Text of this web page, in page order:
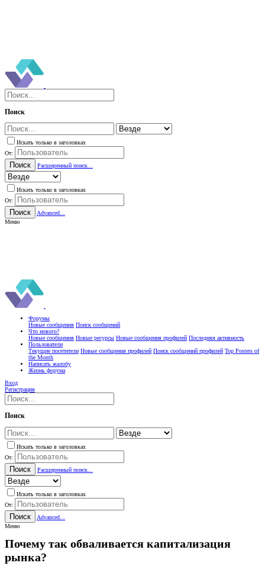
Поиск
Искать только в заголовках
От:
Поиск Расширенный поиск...
Искать только в заголовках
От:
Поиск
Advanced...
Меню
Форумы
Новые сообщения Поиск сообщений
Что нового?
Новые сообщения Новые ресурсы Новые сообщения профилей Последняя активность
Пользователи
Текущие посетители Новые сообщения профилей Поиск сообщений профилей Top Posters of
the Month
Написать жалобу
Жизнь форума
Вход
Регистрация
Поиск
Искать только в заголовках
От:
Поиск Расширенный поиск...
Искать только в заголовках
От:
Поиск
Advanced...
Меню
Почему так обваливается капитализация
рынка?